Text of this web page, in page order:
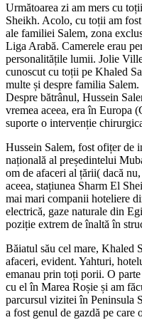
Următoarea zi am mers cu
Sheikh. Acolo, cu toții am
ale familiei Salem, zona
Liga Arabă. Camerele erau
personalitățile lumii. Jolie
cunoscut cu toții pe Khaled
multe și despre familia Salem.
Despre bătrânul, Hussein
vremea aceea, era în Europa
suporte o intervenție
Hussein Salem, fost ofițer de
națională al președintelui
om de afaceri al țării( dacă
aceea, stațiunea Sharm El
mai mari companii hoteliere
electrică, gaze naturale din
poziție extrem de înaltă în
Băiatul său cel mare, Khaled
afaceri, evident. Yahturi,
emanau prin toți porii. O
cu el în Marea Roșie și am
parcursul vizitei în Peninsula
a fost genul de gazdă pe care